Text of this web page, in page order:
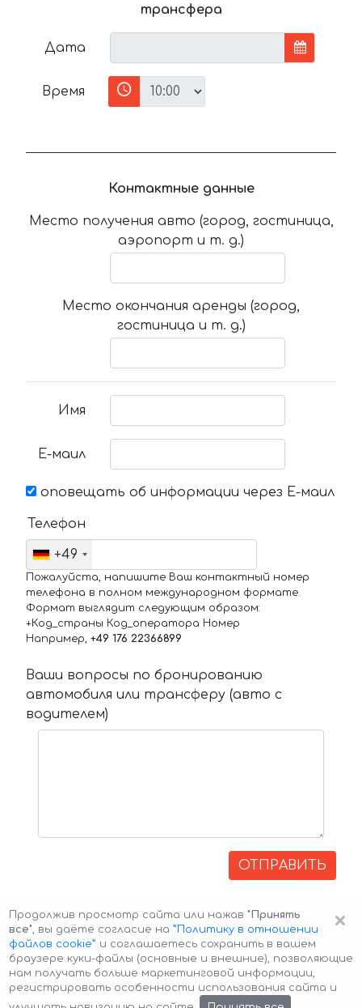
трансфера
Дата
Время
Контактные данные
Место получения авто (город, гостиница,
аэропорт и т. д.)
Место окончания аренды (город,
гостиница и т. д.)
Имя
Е-маил
оповещать об информации через Е-маил
Телефон
+49
Пожалуйста, напишите Ваш контактный номер
телефона в полном международном формате.
Формат выглядит следующим образом:
+Код_страны Код_оператора Номер
Например, +49 176 22366899
Ваши вопросы по бронированию
автомобиля или трансферу (авто с
водителем)
ОТПРАВИТЬ
Авторские права © 2026 Авто-Аренда Cookie Policy
×
Продолжив просмотр сайта или нажав "Принять
все", вы даёте согласие на ”Политику в отношении
файлов cookie” и соглашаетесь сохранить в вашем
браузере куки-файлы (основные и внешние), позволяющие
нам получать больше маркетинговой информации,
регистрировать особенности использования сайта и